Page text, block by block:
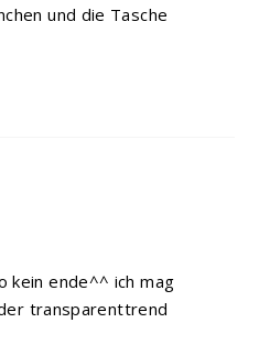
und die Tasche
kein ende^^ ich mag
transparenttrend